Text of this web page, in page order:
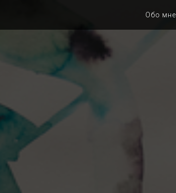
Обо мне